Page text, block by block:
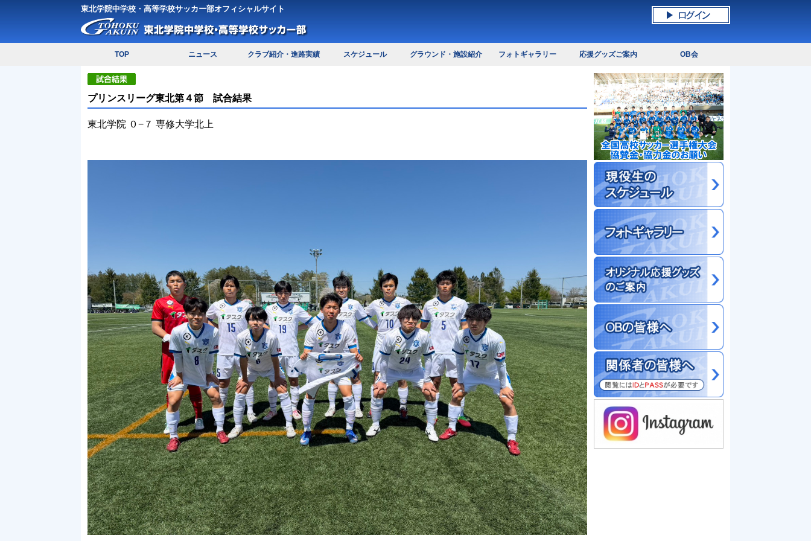
東北学院中学校・高等学校サッカー部オフィシャルサイト
TOP ニュース クラブ紹介・進路実績 スケジュール グラウンド・施設紹介 フォトギャラリー 応援グッズご案内 OB会
プリンスリーグ東北第４節 試合結果
東北学院 ０−７ 専修大学北上